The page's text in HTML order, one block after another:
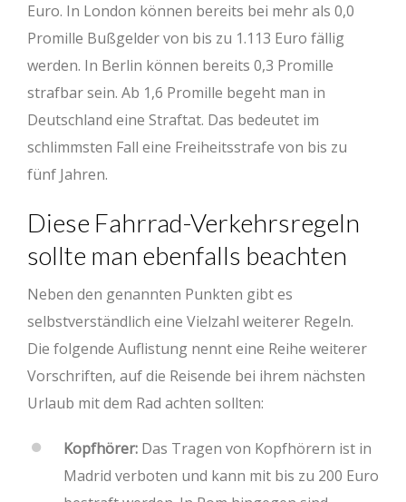
Euro. In London können bereits bei mehr als 0,0
Promille Bußgelder von bis zu 1.113 Euro fällig
werden. In Berlin können bereits 0,3 Promille
strafbar sein. Ab 1,6 Promille begeht man in
Deutschland eine Straftat. Das bedeutet im
schlimmsten Fall eine Freiheitsstrafe von bis zu
fünf Jahren.
Diese Fahrrad-Verkehrsregeln
sollte man ebenfalls beachten
Neben den genannten Punkten gibt es
selbstverständlich eine Vielzahl weiterer Regeln.
Die folgende Auflistung nennt eine Reihe weiterer
Vorschriften, auf die Reisende bei ihrem nächsten
Urlaub mit dem Rad achten sollten:
Kopfhörer: Das Tragen von Kopfhörern ist in
Madrid verboten und kann mit bis zu 200 Euro